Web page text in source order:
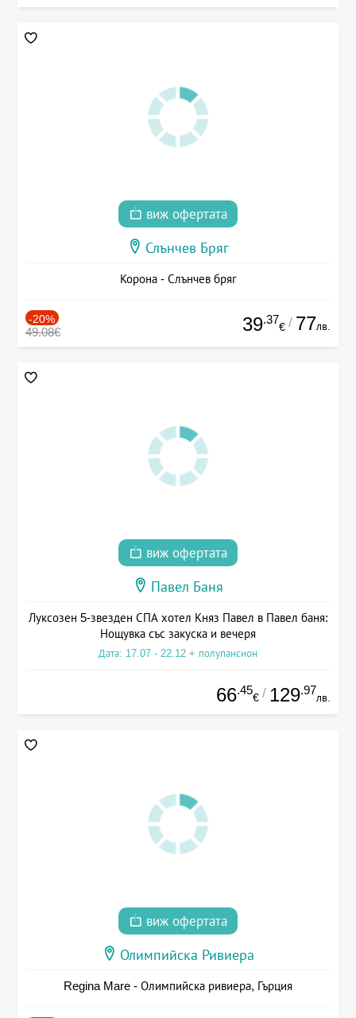
виж офертата
Слънчев Бряг
Корона - Слънчев бряг
-20%
49.08€ 39.37
€ / 77лв.
виж офертата
Павел Баня
Луксозен 5-звезден СПА хотел Княз Павел в Павел баня:
Нощувка със закуска и вечеря
Дата: 17.07 - 22.12 + полупансион
66.45
€ / 129.97
лв.
виж офертата
Олимпийска Ривиера
Regina Mare - Олимпийска ривиера, Гърция